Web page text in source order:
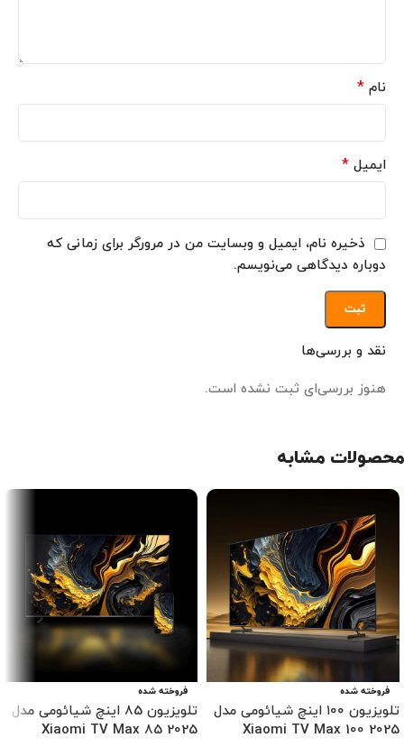
نقد و بررسی‌ها
هنوز بررسی‌ای ثبت نشده است.
نام *
ایمیل *
ذخیره نام، ایمیل و وبسایت من در مرورگر برای زمانی که
دوباره دیدگاهی می‌نویسم.
محصولات مشابه
فروخته شده
تلویزیون ۱۰۰ اینچ شیائومی مدل
Xiaomi TV Max 100 2025
فروخته شده
تلویزیون 85 اینچ شیائومی مدل
Xiaomi TV Max 85 2025